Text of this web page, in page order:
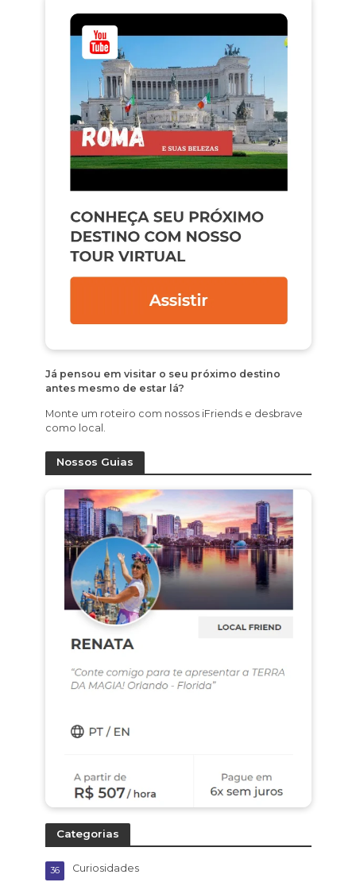
Já pensou em visitar o seu próximo destino
antes mesmo de estar lá?
Monte um roteiro com nossos iFriends e desbrave
como local.
Nossos Guias
Categorias
Curiosidades
36